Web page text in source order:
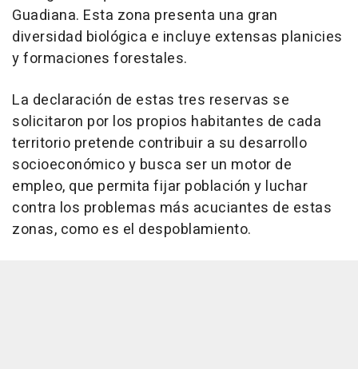
Guadiana. Esta zona presenta una gran
diversidad biológica e incluye extensas planicies
y formaciones forestales.
La declaración de estas tres reservas se
solicitaron por los propios habitantes de cada
territorio pretende contribuir a su desarrollo
socioeconómico y busca ser un motor de
empleo, que permita fijar población y luchar
contra los problemas más acuciantes de estas
zonas, como es el despoblamiento.